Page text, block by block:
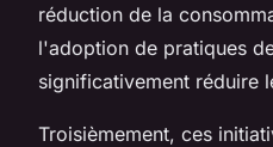
réduction de la
l'adoption de pratiques
significativement réduire
Troisièmement, ces